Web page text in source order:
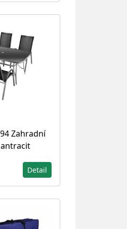
Zahradní
Detail